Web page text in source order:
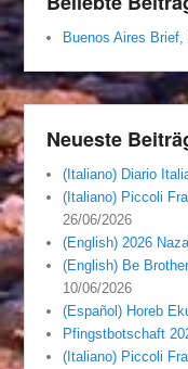
Buenos Aires Brief,
Neueste
(Italiano) Diario
(Italiano) Piccoli
26/06/2026
(English) 2026
(English) Be
10/06/2026
(Español) Horeb
Pfingstbotschaft
(Italiano) Piccoli